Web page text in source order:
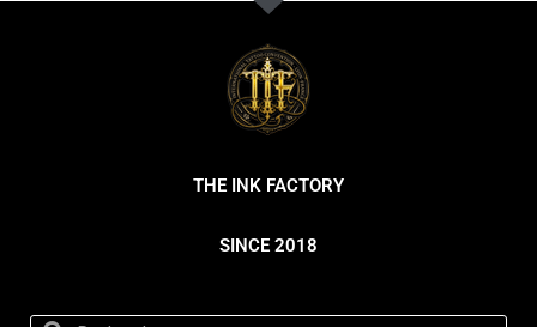
THE INK FACTORY
SINCE 2018